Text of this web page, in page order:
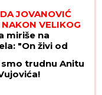
JOVANOVIĆ
VELIKOG
miriše na
"On živi od
trudnu Anitu